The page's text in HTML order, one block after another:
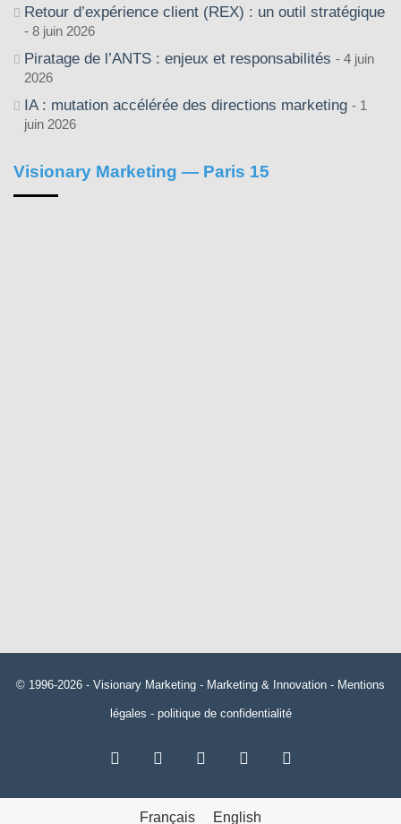
Retour d’expérience client (REX) : un outil stratégique
8 juin 2026
Piratage de l’ANTS : enjeux et responsabilités
4 juin
2026
IA : mutation accélérée des directions marketing
1
juin 2026
Visionary Marketing — Paris 15
© 1996-2026 - Visionary Marketing - Marketing & Innovation - Mentions
légales - politique de confidentialité
Facebook Linkedin
Français English